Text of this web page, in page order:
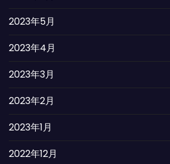
2023年5月
2023年4月
2023年3月
2023年2月
2023年1月
2022年12月